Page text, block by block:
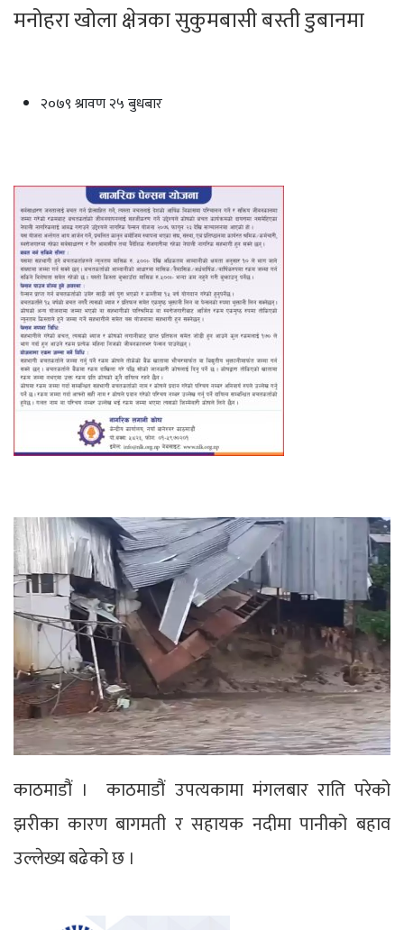
मनोहरा खोला क्षेत्रका सुकुमबासी बस्ती डुबानमा
२०७९ श्रावण २५ बुधबार
काठमाडौं । काठमाडौं उपत्यकामा मंगलबार राति परेको
झरीका कारण बागमती र सहायक नदीमा पानीको बहाव
उल्लेख्य बढेको छ ।